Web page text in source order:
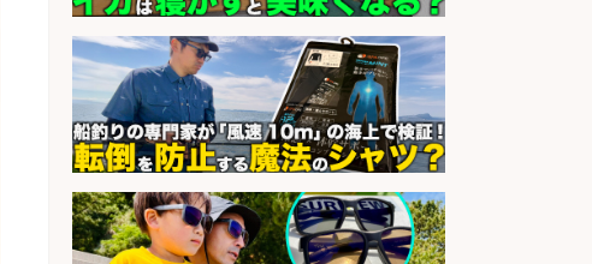
向けSaaS企業「魚ぽち」/東証グロ
ース市場上場
会社名 株式会社フーディソン
sponsored by 求人ボックス
お釣りの計算不要の簡単レジ1日2時
間